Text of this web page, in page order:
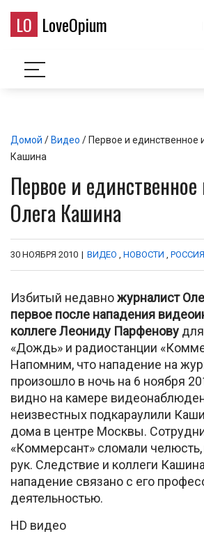
LO LoveOpium
Домой / Видео / Первое и единственное
Кашина
Первое и
Олега Кашина
30 НОЯБРЯ 2010 | ВИДЕО , НОВОСТИ , РОССИЯ
Избитый недавножурналист
первое после нападения
коллеге Леониду Парфенову
«Дождь» и радиостанции
Напомним, что нападение на
произошло в ночь на 6 ноября
видно на камере
неизвестных подкараулили
дома в центре Москвы.
«Коммерсант» сломали челюсть,
рук. Следствие и коллеги
нападение связано с его
деятельностью.
HD видео